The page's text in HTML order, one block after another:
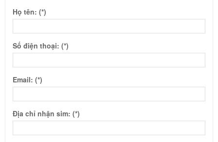
Họ tên: (*)
Số điện thoại: (*)
Email: (*)
Địa chỉ nhận sim: (*)